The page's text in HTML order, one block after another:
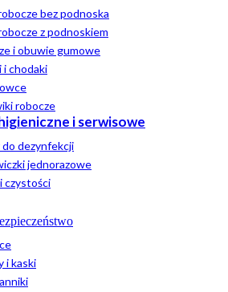
bez podnoska
z podnoskiem
i obuwie gumowe
i chodaki
robocze
i serwisowe
do dezynfekcji
jednorazowe
czystości
i kaski